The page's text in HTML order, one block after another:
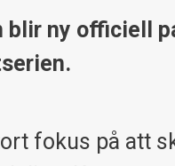
blir ny officiell
fokus på att